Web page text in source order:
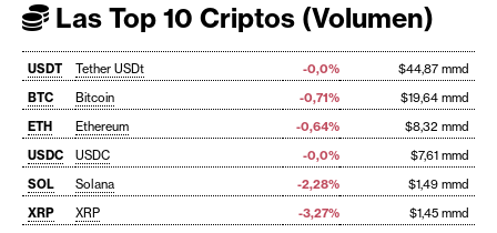
Las Top 10 Criptos (Volumen)
USDT Tether USDt -0,0%
$44,87 mmd
BTC
Bitcoin -0,71%
$19,64 mmd
ETH
Ethereum -0,64%
$8,32 mmd
USDC
USDC -0,0%
$7,61 mmd
SOL
Solana -2,28%
$1,49 mmd
XRP
XRP -3,27% $1,45 mmd